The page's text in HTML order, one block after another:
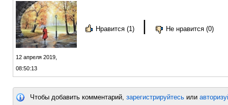
12 апреля 2019,
08:50:13
Нравится (1) Не нравится (0)
Чтобы добавить комментарий, зарегистрируйтесь или